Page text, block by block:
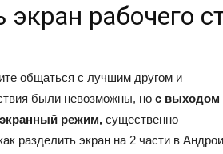
рабочего
общаться с лучшим другом и
были невозможны, но с выходом
режим, существенно
разделить экран на 2 части в